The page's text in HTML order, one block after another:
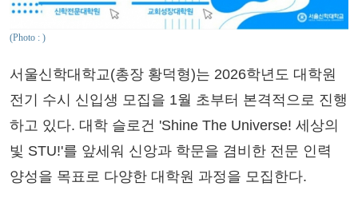
(Photo : )
서울신학대학교(총장 황덕형)는 2026학년도 대학원
전기 수시 신입생 모집을 1월 초부터 본격적으로 진행
하고 있다. 대학 슬로건 'Shine The Universe! 세상의
빛 STU!'를 앞세워 신앙과 학문을 겸비한 전문 인력
양성을 목표로 다양한 대학원 과정을 모집한다.